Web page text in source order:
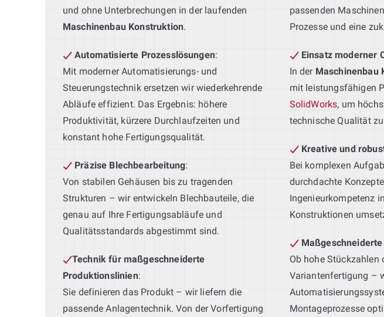
und ohne Unterbrechungen in der laufenden
Maschinenbau Konstruktion.
Automatisierte Prozesslösungen:
Mit moderner Automatisierungs- und
Steuerungstechnik ersetzen wir wiederkehrende
Abläufe effizient. Das Ergebnis: höhere
Produktivität, kürzere Durchlaufzeiten und
konstant hohe Fertigungsqualität.
Präzise Blechbearbeitung:
Von stabilen Gehäusen bis zu tragenden
Strukturen – wir entwickeln Blechbauteile, die
genau auf Ihre Fertigungsabläufe und
Qualitätsstandards abgestimmt sind.
Technik für maßgeschneiderte
Produktionslinien:
Sie definieren das Produkt – wir liefern die
passende Anlagentechnik. Von der Vorfertigung
passenden
Prozesse und eine
Einsatz moderner
In der Maschinenbau
mit leistungsfähigen
SolidWorks, um
technische Qualität
Kreative und
Bei komplexen
durchdachte
Ingenieurkompetenz
Konstruktionen
Ob hohe Stückzahlen
Variantenfertigung –
Montageprozesse